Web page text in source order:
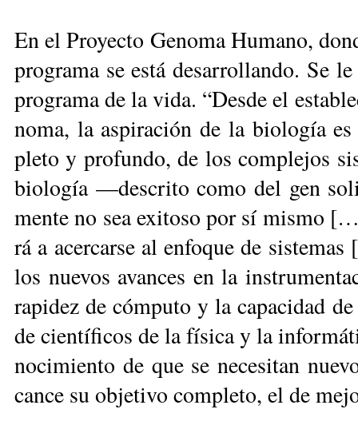
En el Pro­yec­to Ge­no­ma Hu­ma­no,
pro­gra­ma se es­tá de­sa­rro­llan­do. Se
pro­gra­ma de la vi­da. “Des­de el
no­ma, la as­pi­ra­ción de la bio­lo­gía
ple­to y pro­fun­do, de los com­ple­jos
bio­lo­gía —des­cri­to co­mo del gen
men­te no sea exi­to­so por sí mis­mo
rá a acer­car­se al en­fo­que de
los nue­vos avan­ces en la
ra­pi­dez de cóm­pu­to y la ca­pa­ci­dad
de cien­tí­fi­cos de la fí­si­ca y la
no­ci­mien­to de que se ne­ce­si­tan
can­ce su ob­je­ti­vo com­ple­to, el de